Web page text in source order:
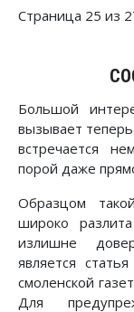
Страница 25 из
Большой
вызывает
встречается
порой даже
Образцом
широко
излишне
является
смоленской
Для